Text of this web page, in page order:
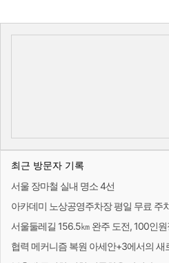
최근 방문자 기록
서울 장마철 실내 명소 4선
아카데미 노상공영주차장 평일 무료 주
서울둘레길 156.5㎞ 완주 도전, 100인
협력 메커니즘 복원 아세안+3에서의 새